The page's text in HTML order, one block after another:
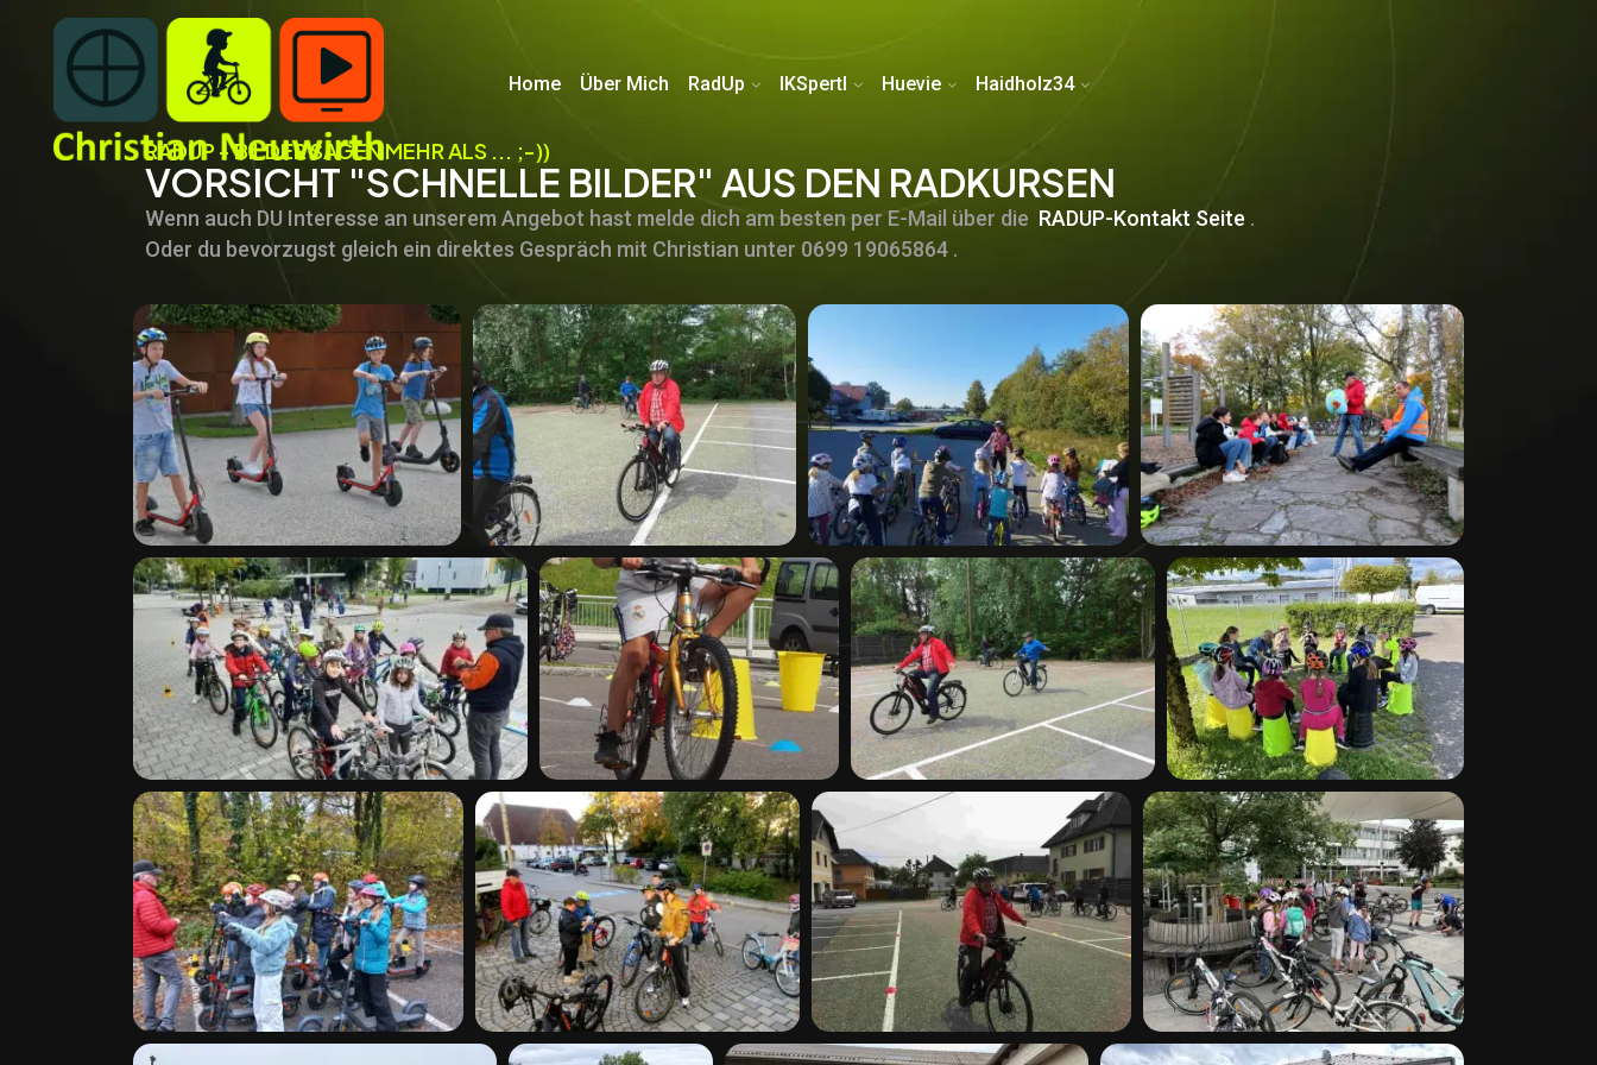
Home Über Mich RadUp IKSpertl Huevie Haidholz34
RADUP - BILDER SAGEN MEHR ALS ... ;-))
VORSICHT "SCHNELLE BILDER" AUS DEN RADKURSEN
Wenn auch DU Interesse an unserem Angebot hast melde dich am besten per E-Mail über die RADUP-Kontakt Seite .
Oder du bevorzugst gleich ein direktes Gespräch mit Christian unter 0699 19065864 .